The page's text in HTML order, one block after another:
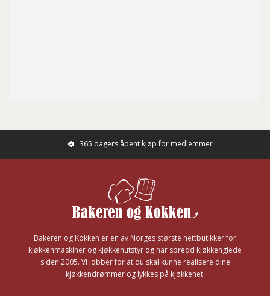
365 dagers åpent kjøp for medlemmer
Bakeren og Kokken er en av Norges største nettbutikker for
kjøkkenmaskiner og kjøkkenutstyr og har spredd kjøkkenglede
siden 2005. Vi jobber for at du skal kunne realisere dine
kjøkkendrømmer og lykkes på kjøkkenet.